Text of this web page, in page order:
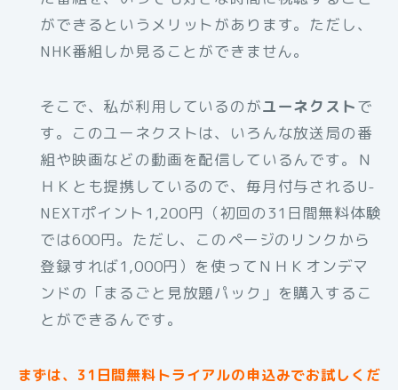
ができるというメリットがあります。ただし、
NHK番組しか見ることができません。
そこで、私が利用しているのがユーネクストで
す。このユーネクストは、いろんな放送局の番
組や映画などの動画を配信しているんです。Ｎ
ＨＫとも提携しているので、毎月付与されるU-
NEXTポイント1,200円（初回の31日間無料体験
では600円。ただし、このページのリンクから
登録すれば1,000円）を使ってＮＨＫオンデマ
ンドの「まるごと見放題パック」を購入するこ
とができるんです。
まずは、31日間無料トライアルの申込みでお試しくだ